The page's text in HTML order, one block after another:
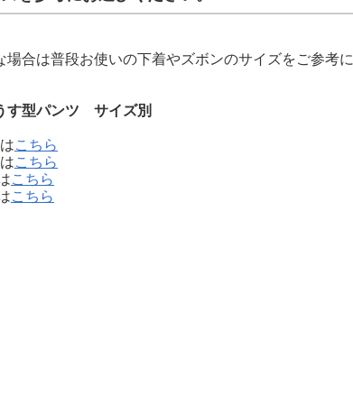
場合は普段お使いの下着やズボンのサイズをご参考に
す型パンツ サイズ別
こちら
こちら
こちら
こちら